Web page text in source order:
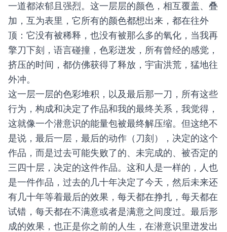
一道都浓郁且强烈。这一层层的颜色，相互覆盖、叠
加，互为表里，它所有的颜色都想出来，都在往外
顶：它没有被稀释，也没有被那么多的氧化，当我再
擎刀下刻，语言碰撞，色彩迸发，所有曾经的感觉，
挤压的时间，都仿佛获得了释放，宇宙洪荒，猛地往
外冲。
这一层一层的色彩堆积，以及最后那一刀，所有这些
行为，构成和决定了作品和我的最终关系，我觉得，
这就像一个潜意识的能量包被最终解压缩。但这绝不
是说，最后一层，最后的动作（刀刻），决定的这个
作品，而是过去可能失败了的、未完成的、被否定的
三四十层，决定的这件作品。这和人是一样的，人也
是一件作品，过去的几十年决定了今天，然后未来还
有几十年等着最后的效果，每天都在挣扎，每天都在
试错，每天都在不满意或者是满意之间度过。最后形
成的效果，也正是你之前的人生，在潜意识里迸发出